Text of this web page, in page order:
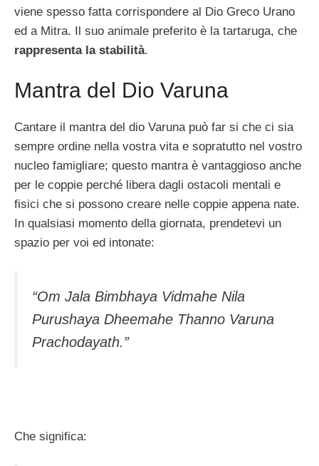
viene spesso fatta corrispondere al Dio Greco Urano
ed a Mitra. Il suo animale preferito è la tartaruga, che
rappresenta la stabilità.
Mantra del Dio Varuna
Cantare il mantra del dio Varuna può far si che ci sia
sempre ordine nella vostra vita e sopratutto nel vostro
nucleo famigliare; questo mantra è vantaggioso anche
per le coppie perché libera dagli ostacoli mentali e
fisici che si possono creare nelle coppie appena nate.
In qualsiasi momento della giornata, prendetevi un
spazio per voi ed intonate:
“Om Jala Bimbhaya Vidmahe Nila
Purushaya Dheemahe Thanno Varuna
Prachodayath.”
Che significa: